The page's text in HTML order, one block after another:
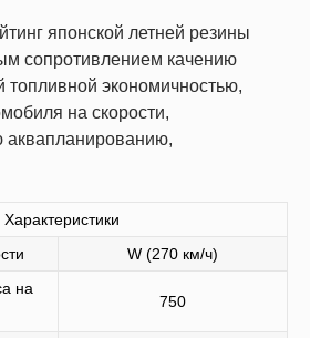
японской летней резины
сопротивлением качению
топливной экономичностью,
на скорости,
аквапланированию,
Характеристики
W (270 км/ч)
на
750